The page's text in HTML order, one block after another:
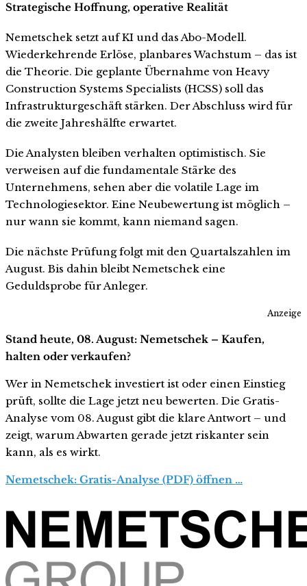
Strategische Hoffnung, operative Realität
Nemetschek setzt auf KI und das Abo-Modell.
Wiederkehrende Erlöse, planbares Wachstum – das ist
die Theorie. Die geplante Übernahme von Heavy
Construction Systems Specialists (HCSS) soll das
Infrastrukturgeschäft stärken. Der Abschluss wird für
die zweite Jahreshälfte erwartet.
Die Analysten bleiben verhalten optimistisch. Sie
verweisen auf die fundamentale Stärke des
Unternehmens, sehen aber die volatile Lage im
Technologiesektor. Eine Neubewertung ist möglich –
nur wann sie kommt, kann niemand sagen.
Die nächste Prüfung folgt mit den Quartalszahlen im
August. Bis dahin bleibt Nemetschek eine
Geduldsprobe für Anleger.
Anzeige
Stand heute, 08. August: Nemetschek – Kaufen,
halten oder verkaufen?
Wer in Nemetschek investiert ist oder einen Einstieg
prüft, sollte die Lage jetzt neu bewerten. Die Gratis-
Analyse vom 08. August gibt die klare Antwort – und
zeigt, warum Abwarten gerade jetzt riskanter sein
kann, als es wirkt.
Nemetschek: Gratis-Analyse (PDF) öffnen …